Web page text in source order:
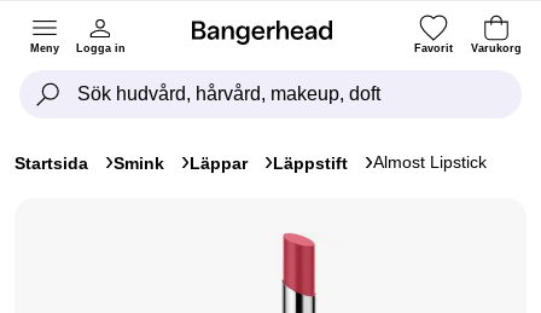
Meny Logga in Favorit Varukorg
Startsida Smink Läppar Läppstift Almost Lipstick